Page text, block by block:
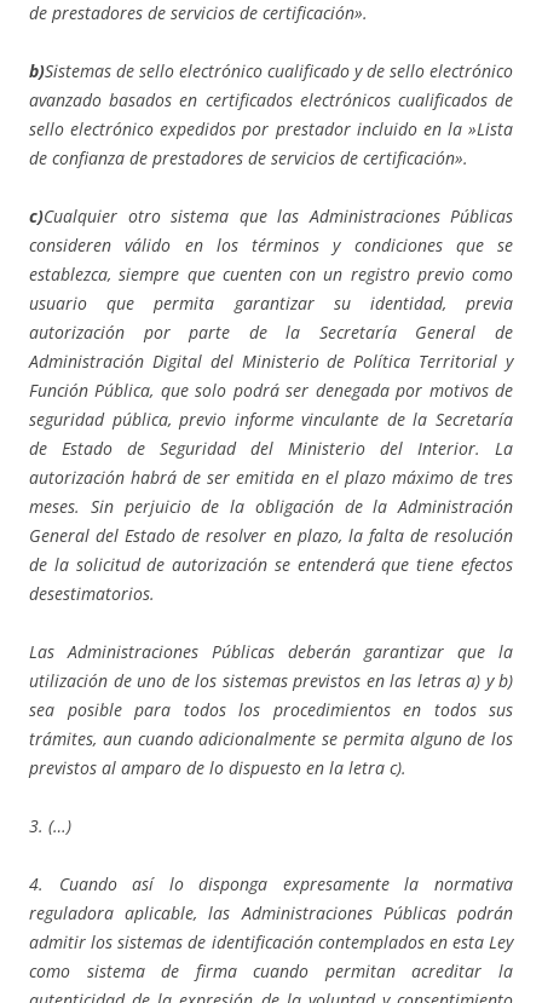
de prestadores de servicios de certificación».
b)Sistemas de sello electrónico cualificado y de sello electrónico
avanzado basados en certificados electrónicos cualificados de
sello electrónico expedidos por prestador incluido en la »Lista
de confianza de prestadores de servicios de certificación».
c)Cualquier otro sistema que las Administraciones Públicas
consideren válido en los términos y condiciones que se
establezca, siempre que cuenten con un registro previo como
usuario que permita garantizar su identidad, previa
autorización por parte de la Secretaría General de
Administración Digital del Ministerio de Política Territorial y
Función Pública, que solo podrá ser denegada por motivos de
seguridad pública, previo informe vinculante de la Secretaría
de Estado de Seguridad del Ministerio del Interior. La
autorización habrá de ser emitida en el plazo máximo de tres
meses. Sin perjuicio de la obligación de la Administración
General del Estado de resolver en plazo, la falta de resolución
de la solicitud de autorización se entenderá que tiene efectos
desestimatorios.
Las Administraciones Públicas deberán garantizar que la
utilización de uno de los sistemas previstos en las letras a) y b)
sea posible para todos los procedimientos en todos sus
trámites, aun cuando adicionalmente se permita alguno de los
previstos al amparo de lo dispuesto en la letra c).
3. (…)
4. Cuando así lo disponga expresamente la normativa
reguladora aplicable, las Administraciones Públicas podrán
admitir los sistemas de identificación contemplados en esta Ley
como sistema de firma cuando permitan acreditar la